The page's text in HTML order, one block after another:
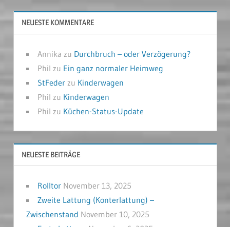
NEUESTE KOMMENTARE
Annika zu Durchbruch – oder Verzögerung?
Phil zu Ein ganz normaler Heimweg
StFederzu Kinderwagen
Phil zu Kinderwagen
Phil zu Küchen-Status-Update
NEUESTE BEITRÄGE
Rolltor November 13, 2025
Zweite Lattung (Konterlattung) –
Zwischenstand November 10, 2025